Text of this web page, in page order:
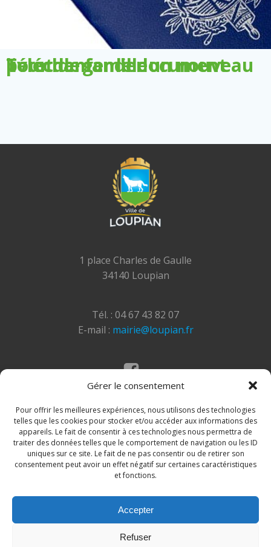
Gérer le consentement
Pour offrir les meilleures expériences, nous utilisons des technologies
telles que les cookies pour stocker et/ou accéder aux informations des
appareils. Le fait de consentir à ces technologies nous permettra de
traiter des données telles que le comportement de navigation ou les ID
uniques sur ce site. Le fait de ne pas consentir ou de retirer son
consentement peut avoir un effet négatif sur certaines caractéristiques
et fonctions.
Accepter
Refuser
Télécharger le document pour demander un nouveau livret de famille
1 place Charles de Gaulle
34140 Loupian
Tél. : 04 67 43 82 07
E-mail : mairie@loupian.fr
© 2026 Site de la commune de Loupian. Un service
proposé parComm'un Site